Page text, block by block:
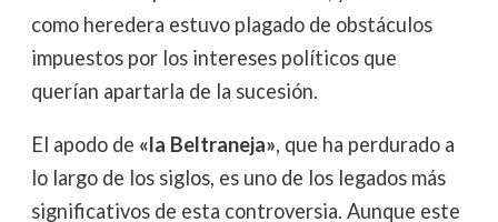
como heredera estuvo plagado de obstáculos
impuestos por los intereses políticos que
querían apartarla de la sucesión.
El apodo de «la Beltraneja», que ha perdurado a
lo largo de los siglos, es uno de los legados más
significativos de esta controversia. Aunque este